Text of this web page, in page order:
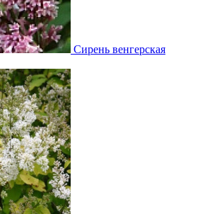
Сирень венгерская